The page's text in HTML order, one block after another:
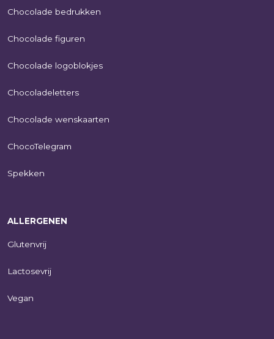
Chocolade bedrukken
Chocolade figuren
Chocolade logoblokjes
Chocoladeletters
Chocolade wenskaarten
ChocoTelegram
Spekken
ALLERGENEN
Glutenvrij
Lactosevrij
Vegan